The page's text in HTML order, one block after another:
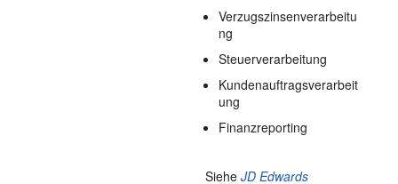
Verzugszinsenverarbeitu
ng
Steuerverarbeitung
Kundenauftragsverarbeit
ung
Finanzreporting
SieheJD Edwards